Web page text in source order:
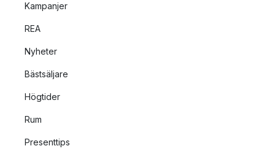
Kampanjer
REA
Nyheter
Bästsäljare
Högtider
Rum
Presenttips